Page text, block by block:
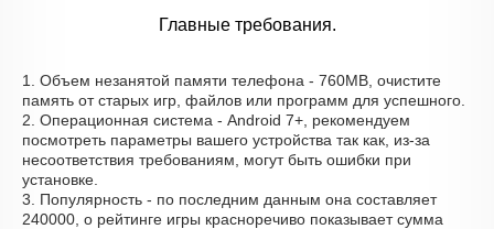
Главные требования.
1. Объем незанятой памяти телефона - 760MB, очистите
память от старых игр, файлов или программ для успешного.
2. Операционная система - Android 7+, рекомендуем
посмотреть параметры вашего устройства так как, из-за
несоответствия требованиям, могут быть ошибки при
установке.
3. Популярность - по последним данным она составляет
240000, о рейтинге игры красноречиво показывает сумма